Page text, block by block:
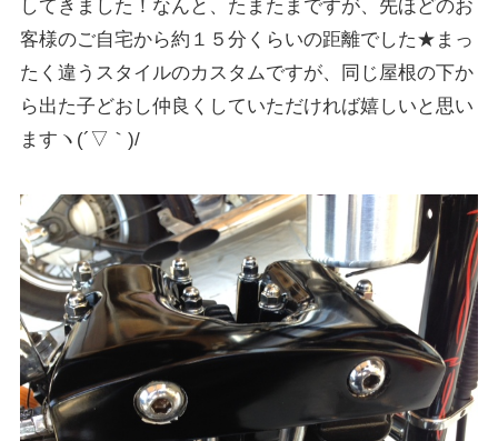
してきました！なんと、たまたまですが、先ほどのお
客様のご自宅から約１５分くらいの距離でした★まっ
たく違うスタイルのカスタムですが、同じ屋根の下か
ら出た子どおし仲良くしていただければ嬉しいと思い
ますヽ(´▽｀)/